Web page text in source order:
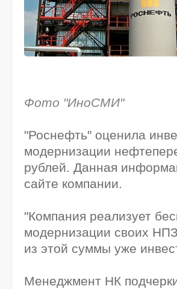
Фото "ИноСМИ"
"Роснефть" оценила
модернизации
рублей. Данная
сайте компании.
"Компания реализует
модернизации своих
из этой суммы уже
Менеджмент НК